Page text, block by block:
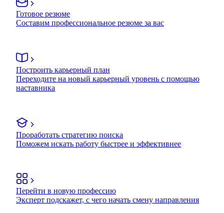
Готовое резюме
Составим профессиональное резюме за вас
Построить карьерный план
Переходите на новый карьерный уровень с помощью
наставника
Проработать стратегию поиска
Поможем искать работу быстрее и эффективнее
Перейти в новую профессию
Эксперт подскажет, с чего начать смену направления